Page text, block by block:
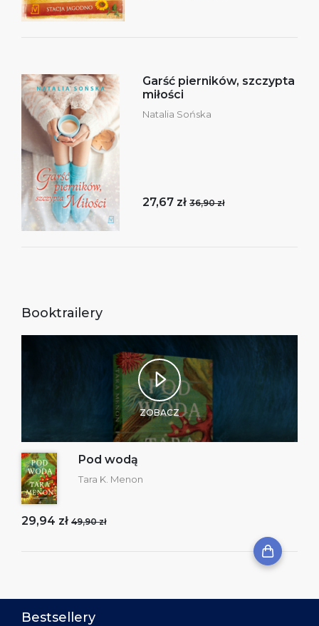
Garść pierników, szczypta
miłości
Natalia Sońska
27,67 zł 36,90 zł
Booktrailery
ZOBACZ
Pod wodą
Tara K. Menon
29,94 zł 49,90 zł
Bestsellery